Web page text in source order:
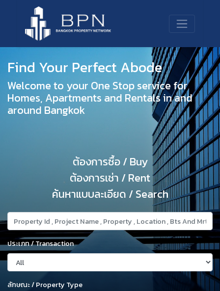
Find Your Perfect Abode
Welcome to your One Stop service for
Homes, Apartments and Rentals in and
around Bangkok
ต้องการซื้อ / Buy
ต้องการเช่า / Rent
ค้นหาแบบละเอียด / Search
ประเภท / Transaction
ลักษณะ / Property Type